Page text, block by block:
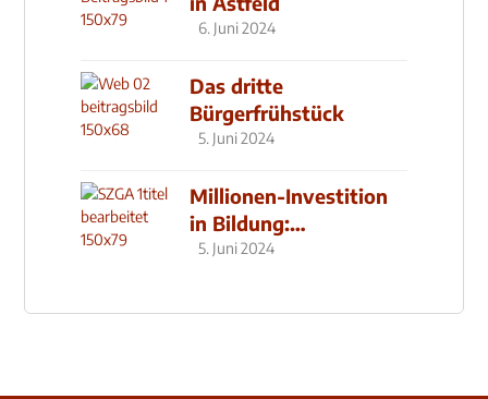
6. Juni 2024
Das dritte
Bürgerfrühstück
5. Juni 2024
Millionen-Investition
in Bildung:
Schulzentrum-Neubau
5. Juni 2024